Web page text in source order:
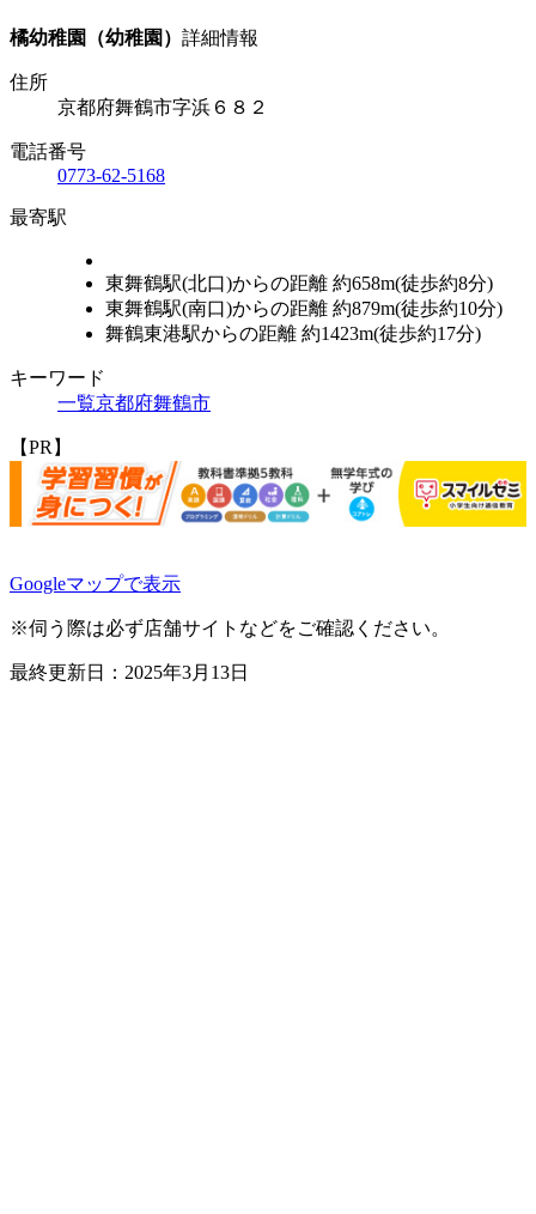
橘幼稚園（幼稚園） 詳細情報
住所
京都府舞鶴市字浜６８２
電話番号
0773-62-5168
最寄駅
東舞鶴駅(北口)からの距離 約658m(徒歩約8分)
東舞鶴駅(南口)からの距離 約879m(徒歩約10分)
舞鶴東港駅からの距離 約1423m(徒歩約17分)
キーワード
一覧京都府舞鶴市
【PR】
Googleマップで表示
※伺う際は必ず店舗サイトなどをご確認ください。
最終更新日：2025年3月13日